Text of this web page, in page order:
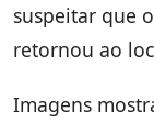
suspeitar que
retornou ao
Imagens